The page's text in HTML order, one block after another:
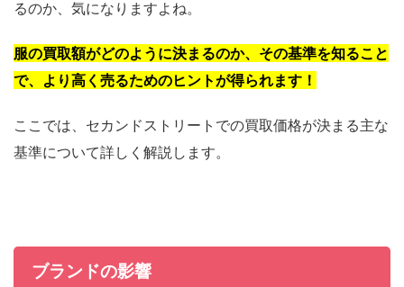
るのか、気になりますよね。
服の買取額がどのように決まるのか、その基準を知ること
で、より高く売るためのヒントが得られます！
ここでは、セカンドストリートでの買取価格が決まる主な
基準について詳しく解説します。
ブランドの影響